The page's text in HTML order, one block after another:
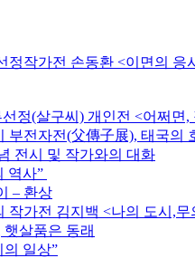
정작가전 손동환 <이면의 응
정(살구씨) 개인전 <어쩌면,
부전자전(父傳子展), 태국의
전시 및 작가와의 대화
역사”
– 환상
작가전 김지백 <나의 도시,
살품은 동래
의 일상”